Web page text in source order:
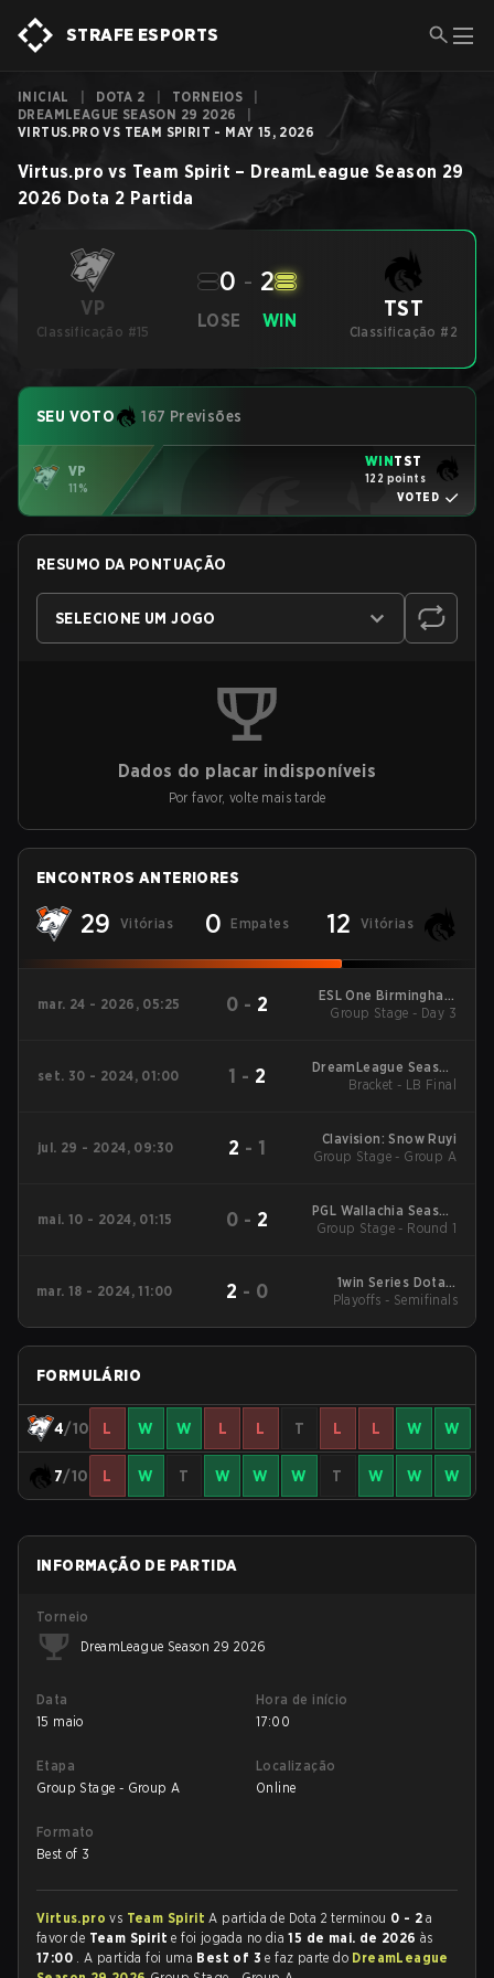
STRAFE ESPORTS
INICIAL DOTA 2 TORNEIOS
DREAMLEAGUE SEASON 29 2026
VIRTUS.PRO VS TEAM SPIRIT - MAY 15, 2026
Virtus.pro vs Team Spirit – DreamLeague Season 29
2026 Dota 2 Partida
VP
Classificação #15
LOSE
0 - 2
WIN TST
Classificação #2
SEU VOTO 167 Previsões
VP
11%
WINTST
122 points
VOTED
RESUMO DA PONTUAÇÃO
SELECIONE UM JOGO
Dados do placar indisponíveis
Por favor, volte mais tarde
ENCONTROS ANTERIORES
29 Vitórias 0 Empates 12 Vitórias
mar. 24 - 2026, 05:25 0 - 2
ESL One Birmingham
2026
Group Stage - Day 3
set. 30 - 2024, 01:00 1 - 2
DreamLeague Season
24: Eastern Europe
Bracket - LB Final
jul. 29 - 2024, 09:30 2 - 1
Clavision: Snow Ruyi
Group Stage - Group A
mai. 10 - 2024, 01:15 0 - 2
PGL Wallachia Season
1 Main Tournament
Group Stage - Round 1
mar. 18 - 2024, 11:00 2 - 0
1win Series Dota 2
Spring
Playoffs - Semifinals
FORMULÁRIO
4/10 L W W L L T L L W W
7/10 L W T W W W T W W W
INFORMAÇÃO DE PARTIDA
Torneio
DreamLeague Season 29 2026
Data
15 maio
Hora de início
17:00
Etapa
Group Stage - Group A
Localização
Online
Formato
Best of 3
Virtus.provs Team SpiritA partida de Dota 2 terminou 0 - 2 a
favor de Team Spirite foi jogada no dia15 de mai. de 2026às
17:00 . A partida foi uma Best of 3e faz parte do DreamLeague